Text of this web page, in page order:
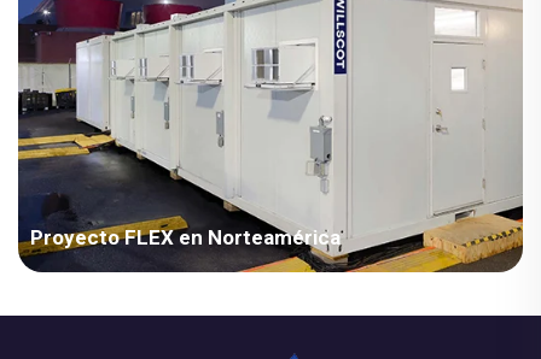
Proyecto FLEX en Norteamérica
sede en Baltimore, con decenas de miles de remolques y
unidades de contenedores en numerosos centros de servicio